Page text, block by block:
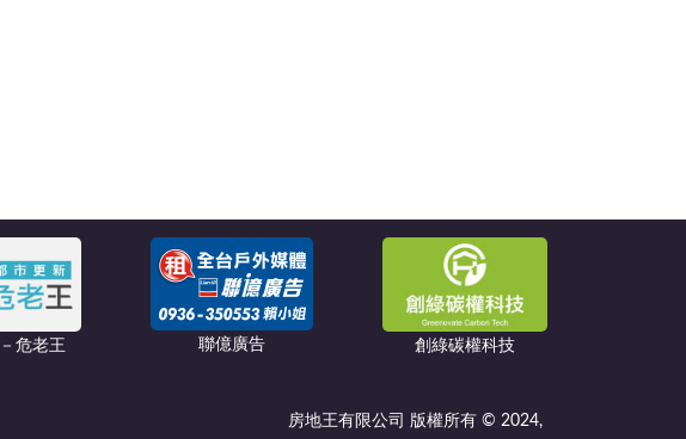
危老王 聯億廣告 創綠碳權科技
房地王有限公司 版權所有 © 2024,